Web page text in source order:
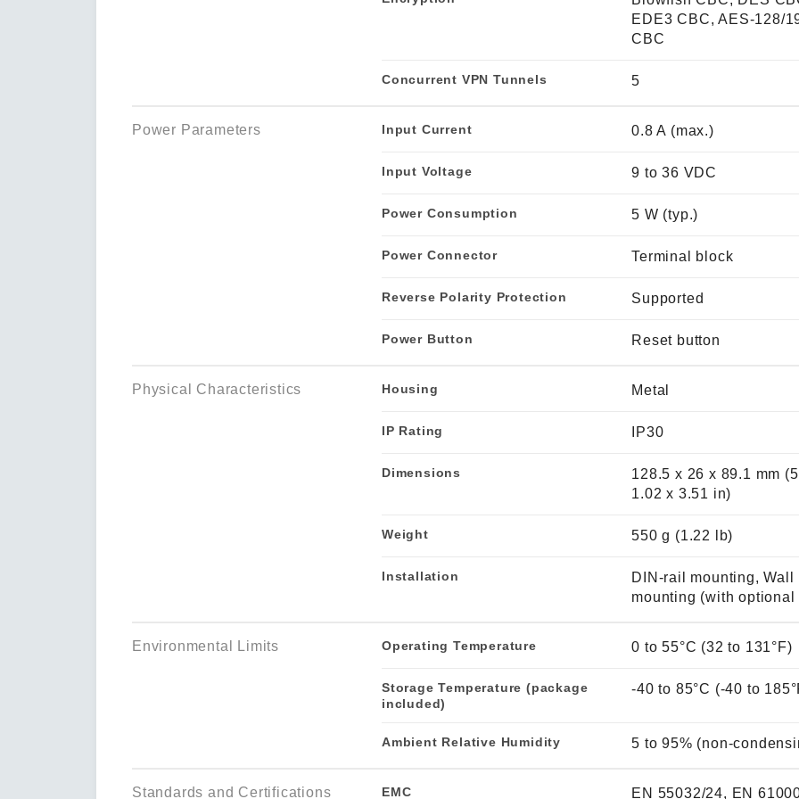
EDE3 CBC, AES-128/
CBC
Concurrent VPN Tunnels 5
Power Parameters Input Current 0.8 A (max.)
Input Voltage 9 to 36 VDC
Power Consumption 5 W (typ.)
Power Connector Terminal block
Reverse Polarity Protection Supported
Power Button Reset button
Physical Characteristics Housing Metal
IP Rating IP30
Dimensions
128.5 x 26 x 89.1 mm
1.02 x 3.51 in)
Weight 550 g (1.22 lb)
Installation
DIN-rail mounting, Wall
mounting (with optional
Environmental Limits Operating Temperature 0 to 55°C (32 to 131°F)
Storage Temperature (package
included)
-40 to 85°C (-40 to
Ambient Relative Humidity 5 to 95% (non-
Standards and Certifications EMC EN 55032/24, EN